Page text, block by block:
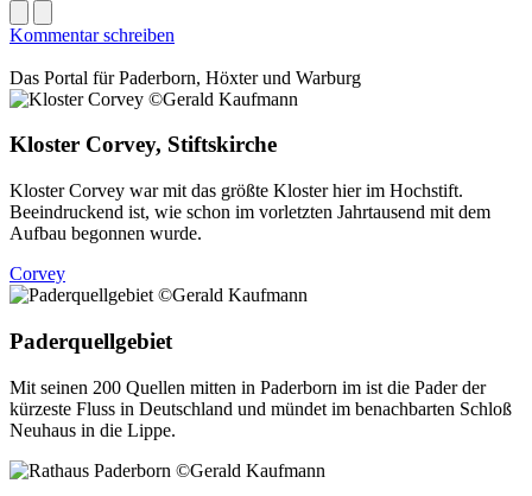
Kommentar schreiben
Das Portal fürPaderborn, Höxterund Warburg
Kloster Corvey, Stiftskirche
Kloster Corvey war mit das größte Kloster hier im Hochstift.
Beeindruckend ist, wie schon im vorletzten Jahrtausend mit dem
Aufbau begonnen wurde.
Corvey
Paderquellgebiet
Mit seinen 200 Quellen mitten in Paderborn im ist die Pader der
kürzeste Fluss in Deutschland und mündet im benachbarten Schloß
Neuhaus in die Lippe.